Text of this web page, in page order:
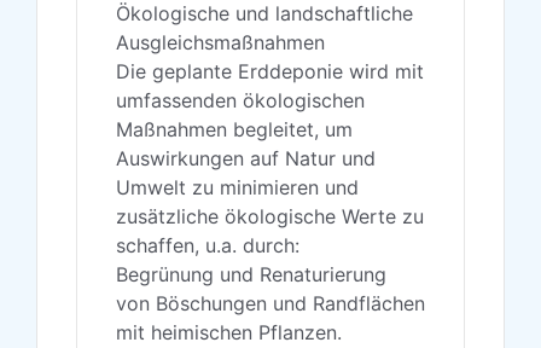
Ökologische und landschaftliche
Ausgleichsmaßnahmen
Die geplante Erddeponie wird mit
umfassenden ökologischen
Maßnahmen begleitet, um
Auswirkungen auf Natur und
Umwelt zu minimieren und
zusätzliche ökologische Werte zu
schaffen, u.a. durch:
Begrünung und Renaturierung
von Böschungen und Randflächen
mit heimischen Pflanzen.